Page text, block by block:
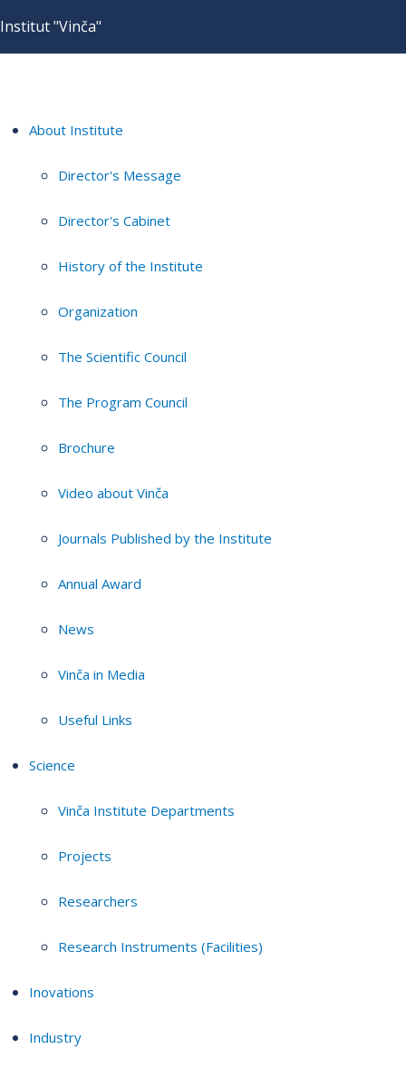
Institut "Vinča"
About Institute
Director's Message
Director's Cabinet
History of the Institute
Organization
The Scientific Council
The Program Council
Brochure
Video about Vinča
Journals Published by the Institute
Annual Award
News
Vinča in Media
Useful Links
Science
Vinča Institute Departments
Projects
Researchers
Research Instruments (Facilities)
Inovations
Industry